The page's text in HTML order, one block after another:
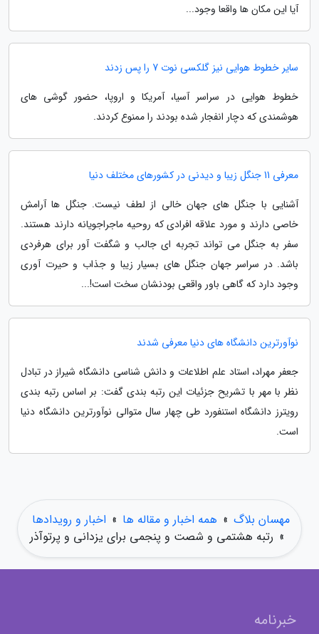
آیا این مکان ها واقعا وجود...
سایر خطوط هوایی نیز گلکسی نوت 7 را پس زدند
خطوط هوایی در سراسر آسیا، آمریکا و اروپا، حضور گوشی های
هوشمندی که دچار انفجار شده بودند را ممنوع کردند.
معرفی 11 جنگل زیبا و دیدنی در کشورهای مختلف دنیا
آشنایی با جنگل های جهان خالی از لطف نیست. جنگل ها آرامش
خاصی دارند و مورد علاقه افرادی که روحیه ماجراجویانه دارند هستند.
سفر به جنگل می تواند تجربه ای جالب و شگفت آور برای هرفردی
باشد. در سراسر جهان جنگل های بسیار زیبا و جذاب و حیرت آوری
وجود دارد که گاهی باور واقعی بودنشان سخت است!...
نوآورترین دانشگاه های دنیا معرفی شدند
جعفر مهراد، استاد علم اطلاعات و دانش شناسی دانشگاه شیراز در تبادل
نظر با مهر با تشریح جزئیات این رتبه بندی گفت: بر اساس رتبه بندی
رویترز دانشگاه استنفورد طی چهار سال متوالی نوآورترین دانشگاه دنیا
است.
مهسان بلاگ » همه اخبار و مقاله ها » اخبار و رویدادها
» رتبه هشتمی و شصت و پنجمی برای یزدانی و پرتوآذر
خبرنامه